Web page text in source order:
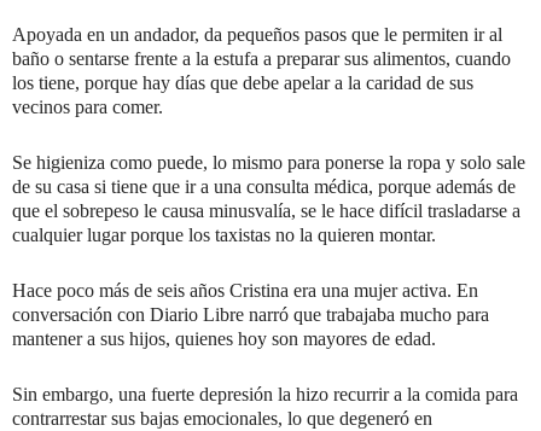
Apoyada en un andador, da pequeños pasos que le permiten ir al
baño o sentarse frente a la estufa a preparar sus alimentos, cuando
los tiene, porque hay días que debe apelar a la caridad de sus
vecinos para comer.
Se higieniza como puede, lo mismo para ponerse la ropa y solo sale
de su casa si tiene que ir a una consulta médica, porque además de
que el sobrepeso le causa minusvalía, se le hace difícil trasladarse a
cualquier lugar porque los taxistas no la quieren montar.
Hace poco más de seis años Cristina era una mujer activa. En
conversación con Diario Libre narró que trabajaba mucho para
mantener a sus hijos, quienes hoy son mayores de edad.
Sin embargo, una fuerte depresión la hizo recurrir a la comida para
contrarrestar sus bajas emocionales, lo que degeneró en